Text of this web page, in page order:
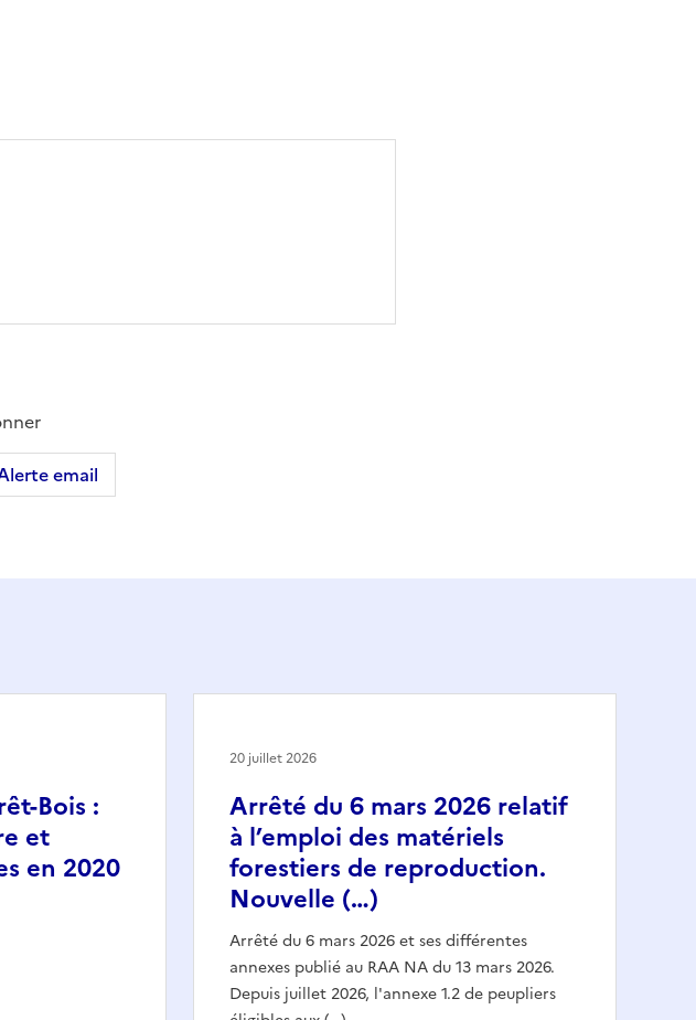
email
Bois :
et
en 2020
Arrêté du 6 mars 2026 relatif
à l’emploi des matériels
forestiers de reproduction.
Nouvelle (…)
Arrêté du 6 mars 2026 et ses différentes
annexes publié au RAA NA du 13 mars 2026.
Depuis juillet 2026, l'annexe 1.2 de peupliers
20 juillet 2026